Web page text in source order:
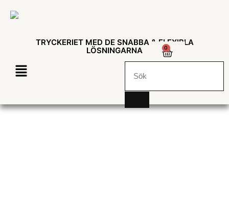
TRYCKERIET MED DE SNABBA & FLEXIBLA
LÖSNINGARNA
0